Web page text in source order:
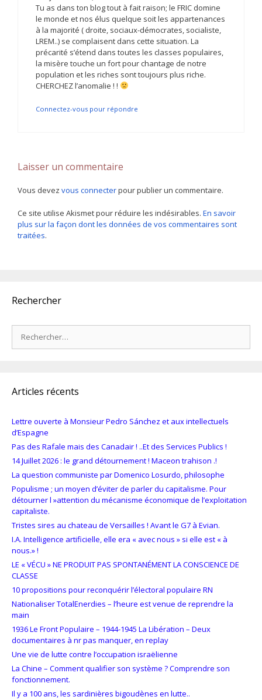
Tu as dans ton blog tout à fait raison; le FRIC domine
le monde et nos élus quelque soit les appartenances
à la majorité ( droite, sociaux-démocrates, socialiste,
LREM..) se complaisent dans cette situation. La
précarité s’étend dans toutes les classes populaires,
la misère touche un fort pour chantage de notre
population et les riches sont toujours plus riche.
CHERCHEZ l’anomalie ! !
Connectez-vous pour répondre
Laisser un commentaire
Vous devez vous connecterpour publier un commentaire.
Ce site utilise Akismet pour réduire les indésirables. En savoir
plus sur la façon dont les données de vos commentaires sont
traitées.
Rechercher
Articles récents
Lettre ouverte à Monsieur Pedro Sánchez et aux intellectuels
d’Espagne
Pas des Rafale mais des Canadair ! ..Et des Services Publics !
14 Juillet 2026 : le grand détournement ! Maceon trahison .!
La question communiste par Domenico Losurdo, philosophe
Populisme ; un moyen d’éviter de parler du capitalisme. Pour
détourner l »attention du mécanisme économique de l’exploitation
capitaliste.
Tristes sires au chateau de Versailles ! Avant le G7 à Evian.
I.A. Intelligence artificielle, elle era « avec nous » si elle est « à
nous.» !
LE « VÉCU » NE PRODUIT PAS SPONTANÉMENT LA CONSCIENCE DE
CLASSE
10 propositions pour reconquérir l’électoral populaire RN
Nationaliser TotalEnerdies – l’heure est venue de reprendre la
main
1936 Le Front Populaire – 1944-1945 La Libération – Deux
documentaires à nr pas manquer, en replay
Une vie de lutte contre l’occupation israëlienne
La Chine – Comment qualifier son système ? Comprendre son
fonctionnement.
Il y a 100 ans, les sardinières bigoudènes en lutte..